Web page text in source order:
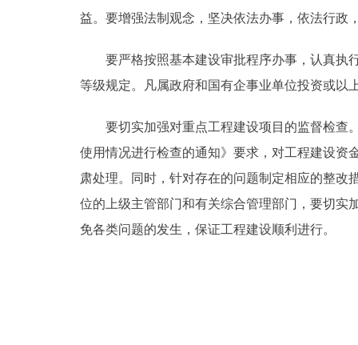
益。要增强法制观念，坚决依法办事，依法行政
要严格按照基本建设审批程序办事，认真执行
等级规定。凡属政府和国有企事业单位投资或以
要切实加强对重点工程建设项目的监督检查。
使用情况进行检查的通知》要求，对工程建设资
肃处理。同时，针对存在的问题制定相应的整改
位的上级主管部门和有关综合管理部门，要切实
免各类问题的发生，保证工程建设顺利进行。